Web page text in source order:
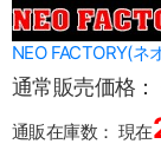
NEO FACTORY(ネ
通常販売価格：
通販在庫数： 現在